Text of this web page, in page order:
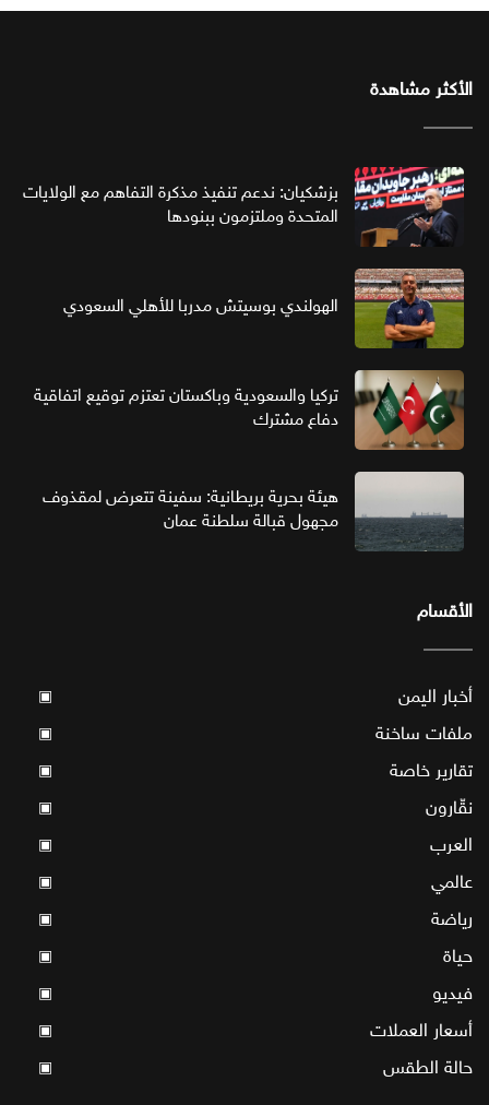
الأكثر مشاهدة
بزشكيان: ندعم تنفيذ مذكرة التفاهم مع الولايات
المتحدة وملتزمون ببنودها
الهولندي بوسيتش مدربا للأهلي السعودي
تركيا والسعودية وباكستان تعتزم توقيع اتفاقية
دفاع مشترك
هيئة بحرية بريطانية: سفينة تتعرض لمقذوف
مجهول قبالة سلطنة عمان
الأقسام
أخبار اليمن ▣
ملفات ساخنة ▣
تقارير خاصة ▣
نقّارون ▣
العرب ▣
عالمي ▣
رياضة ▣
حياة ▣
فيديو ▣
أسعار العملات ▣
حالة الطقس ▣